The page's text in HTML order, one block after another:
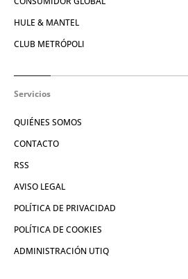
HULE & MANTEL
CLUB METRÓPOLI
Servicios
QUIÉNES SOMOS
CONTACTO
RSS
AVISO LEGAL
POLÍTICA DE PRIVACIDAD
POLÍTICA DE COOKIES
ADMINISTRACIÓN UTIQ